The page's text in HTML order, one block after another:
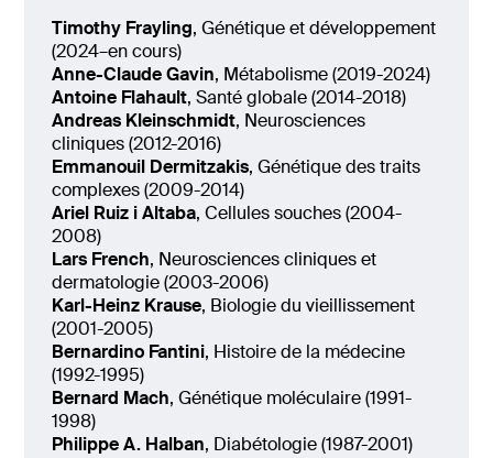
Timothy Frayling, Génétique et développement
(2024–en cours)
Anne-Claude Gavin, Métabolisme (2019-2024)
Antoine Flahault, Santé globale (2014-2018)
Andreas Kleinschmidt, Neurosciences
cliniques (2012-2016)
Emmanouil Dermitzakis, Génétique des traits
complexes (2009-2014)
Ariel Ruiz i Altaba, Cellules souches (2004-
2008)
Lars French, Neurosciences cliniques et
dermatologie (2003-2006)
Karl-Heinz Krause, Biologie du vieillissement
(2001-2005)
Bernardino Fantini, Histoire de la médecine
(1992-1995)
Bernard Mach, Génétique moléculaire (1991-
1998)
Philippe A. Halban, Diabétologie (1987-2001)